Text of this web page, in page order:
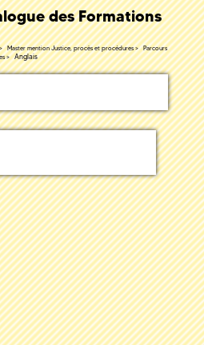
des Formations
Master mention Justice, procès et procédures
Parcours
Anglais